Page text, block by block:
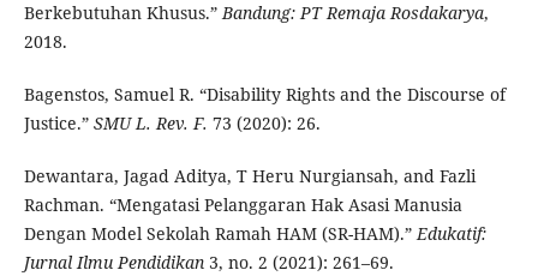
Berkebutuhan Khusus.”Bandung: PT Remaja Rosdakarya,
2018.
Bagenstos, Samuel R. “Disability Rights and the Discourse of
Justice.” SMU L. Rev. F. 73 (2020): 26.
Dewantara, Jagad Aditya, T Heru Nurgiansah, and Fazli
Rachman. “Mengatasi Pelanggaran Hak Asasi Manusia
Dengan Model Sekolah Ramah HAM (SR-HAM).”Edukatif:
Jurnal Ilmu Pendidikan3, no. 2 (2021): 261–69.